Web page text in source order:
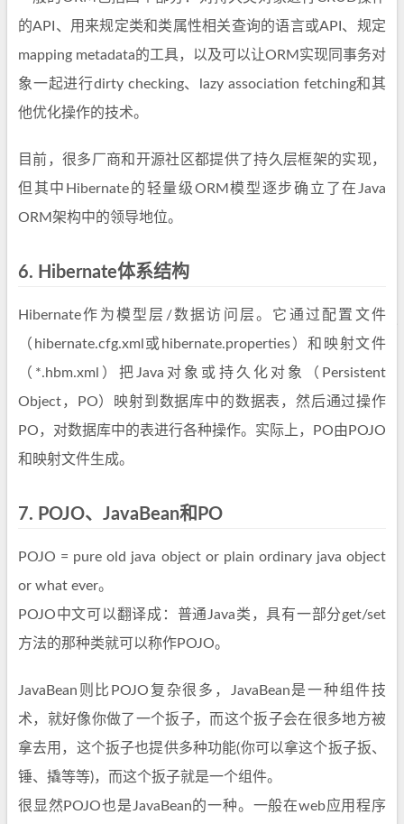
的API、用来规定类和类属性相关查询的语言或API、规定
mapping metadata的工具，以及可以让ORM实现同事务对
象一起进行dirty checking、lazy association fetching和其
他优化操作的技术。
目前，很多厂商和开源社区都提供了持久层框架的实现，
但其中Hibernate的轻量级ORM模型逐步确立了在Java
ORM架构中的领导地位。
6. Hibernate体系结构
Hibernate作为模型层/数据访问层。它通过配置文件
（hibernate.cfg.xml或hibernate.properties）和映射文件
（*.hbm.xml）把Java对象或持久化对象（Persistent
Object，PO）映射到数据库中的数据表，然后通过操作
PO，对数据库中的表进行各种操作。实际上，PO由POJO
和映射文件生成。
7. POJO、JavaBean和PO
POJO = pure old java object or plain ordinary java object
or what ever。
POJO中文可以翻译成：普通Java类，具有一部分get/set
方法的那种类就可以称作POJO。
JavaBean则比POJO复杂很多，JavaBean是一种组件技
术，就好像你做了一个扳子，而这个扳子会在很多地方被
拿去用，这个扳子也提供多种功能(你可以拿这个扳子扳、
锤、撬等等)，而这个扳子就是一个组件。
很显然POJO也是JavaBean的一种。一般在web应用程序